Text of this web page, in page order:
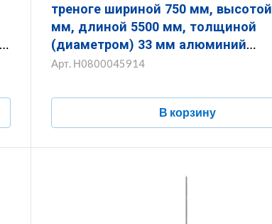
треноге шириной 750 мм, высотой 750
мм, длиной 5500 мм, толщиной
(диаметром) 33 мм алюминий
ЗМОТ.750.750.5500.33.14
Арт. Н0800045914
В корзину